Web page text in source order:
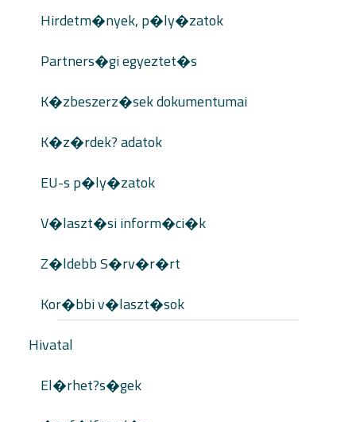
Hirdetm�nyek, p�ly�zatok
Partners�gi egyeztet�s
K�zbeszerz�sek dokumentumai
K�z�rdek? adatok
EU-s p�ly�zatok
V�laszt�si inform�ci�k
Z�ldebb S�rv�r�rt
Kor�bbi v�laszt�sok
Hivatal
El�rhet?s�gek